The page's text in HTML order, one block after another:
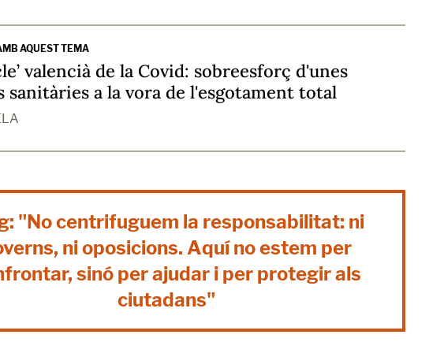
AQUEST TEMA
valencià de la Covid: sobreesforç d'unes
sanitàries a la vora de l'esgotament total
"No centrifuguem la responsabilitat: ni
ni oposicions. Aquí no estem per
sinó per ajudar i per protegir als
ciutadans"